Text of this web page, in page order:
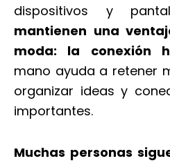
dispositivos y
mantienen una
moda: la conexión
mano ayuda a retener
organizar ideas y
importantes.
Muchas personas